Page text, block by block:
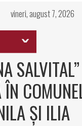
vineri, august 7, 2026
ÎN
ȘI ILIA